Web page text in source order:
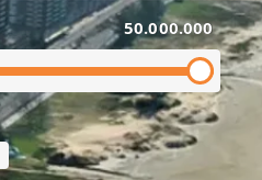
50.000.000